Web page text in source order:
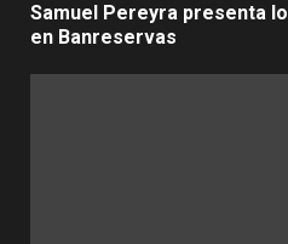
Samuel Pereyra presenta
en Banreservas